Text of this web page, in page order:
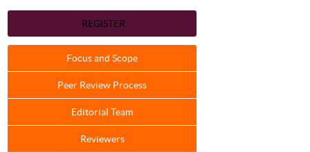
REGISTER
Focus and Scope
Peer Review Process
Editorial Team
Reviewers